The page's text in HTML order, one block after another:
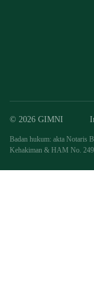
© 2026 GIMNI
Badan hukum: akta Notaris
Kehakiman & HAM No.